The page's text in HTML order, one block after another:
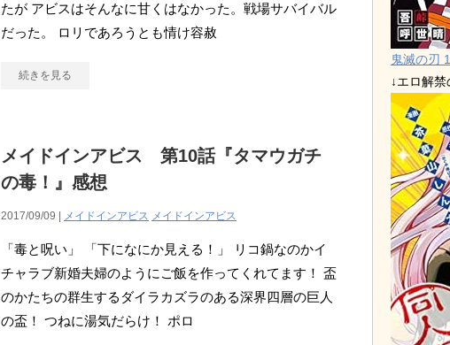
たが アビスはそんなに甘くはなかった。戦場サバイバル
だった。 ロリであろうとも情け容赦
続きを見る
メイドインアビス 第10話『タマウガチ
の毒！』感想
2017/09/09 | メイドインアビス メイドインアビス
「毒と呪い」 「下になにか見える！」 リコ鍋なのかイ
チャラブ新婚夫婦のようにご飯を作ってくれてます！ 盃
のかたちの群生するダイラカズラのある深界四層の巨人
の盃！ つねに湯気だらけ！ ポロ
鬼滅の刃
↓エロ解